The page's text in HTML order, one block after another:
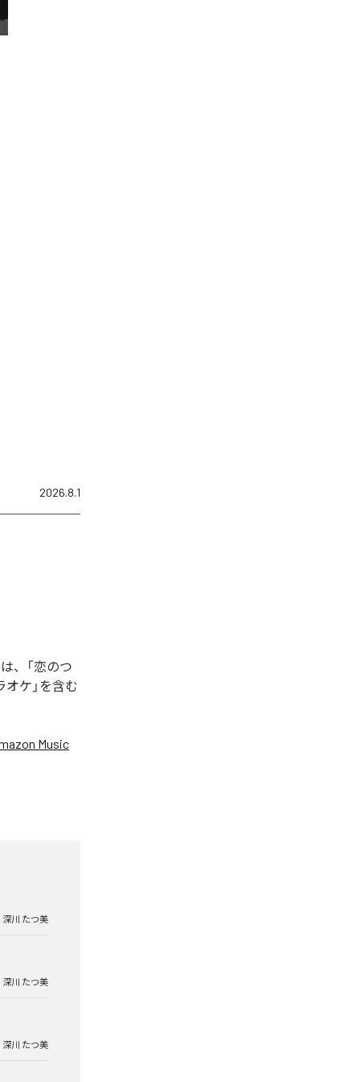
2026.8.1
、「恋のつ
オケ」を含む
Music
深川 たつ美
深川 たつ美
深川 たつ美